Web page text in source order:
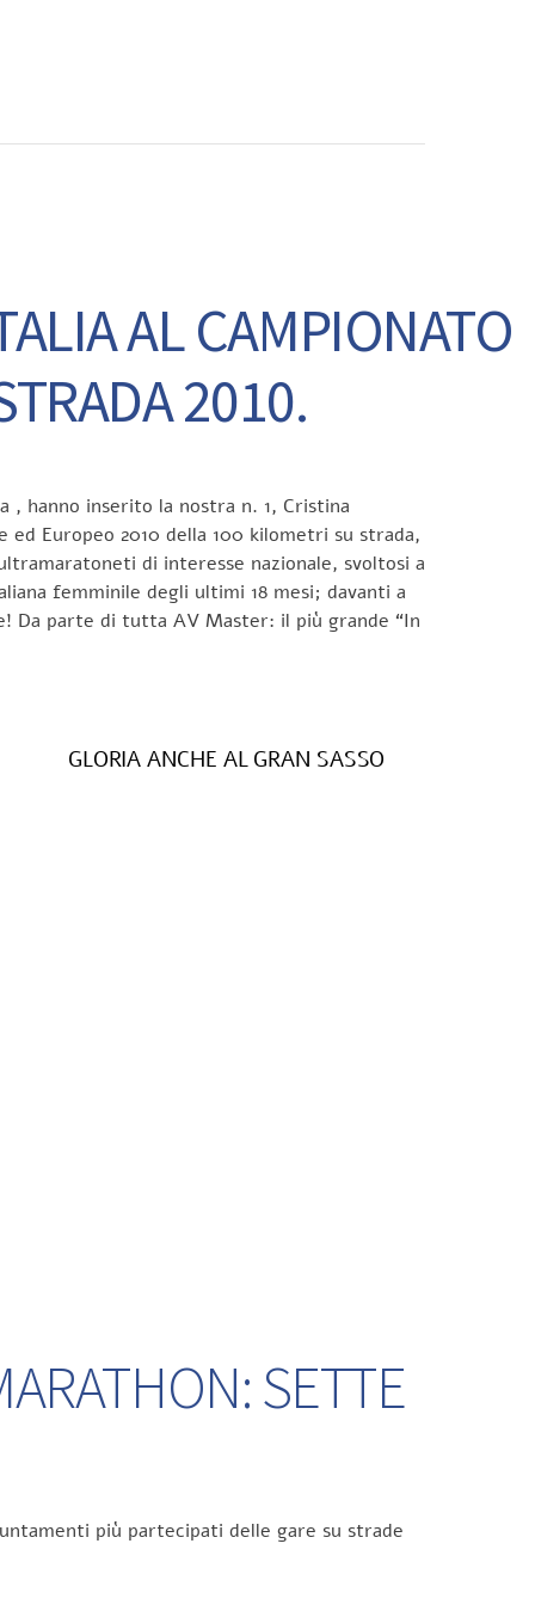
AL CAMPIONATO
2010.
, hanno inserito la nostra n. 1, Cristina
Europeo 2010 della 100 kilometri su strada,
di interesse nazionale, svoltosi a
femminile degli ultimi 18 mesi; davanti a
Da parte di tutta AV Master: il più grande “In
GLORIA ANCHE AL GRAN SASSO
SETTE
più partecipati delle gare su strade